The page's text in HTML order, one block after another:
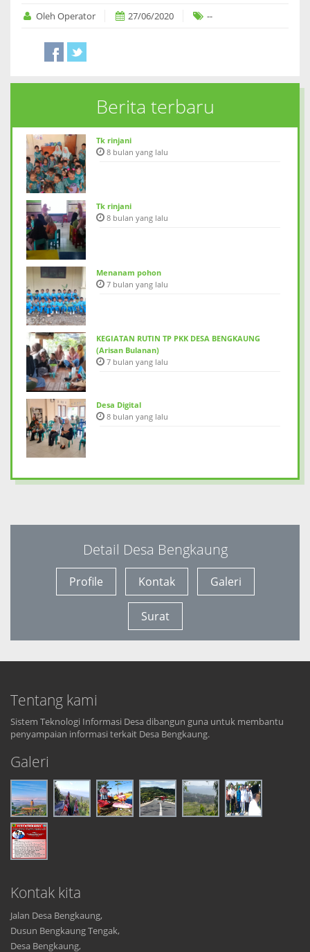
Oleh Operator 27/06/2020 --
Berita terbaru
Tk rinjani
8 bulan yang lalu
Tk rinjani
8 bulan yang lalu
Menanam pohon
7 bulan yang lalu
KEGIATAN RUTIN TP PKK DESA BENGKAUNG
(Arisan Bulanan)
7 bulan yang lalu
Desa Digital
8 bulan yang lalu
Detail Desa Bengkaung
Profile Kontak Galeri
Surat
Tentang kami
Sistem Teknologi Informasi Desa dibangun guna untuk membantu
penyampaian informasi terkait Desa Bengkaung.
Galeri
Kontak kita
Jalan Desa Bengkaung,
Dusun Bengkaung Tengak,
Desa Bengkaung,